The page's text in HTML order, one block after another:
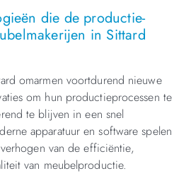
die de productie-
in Sittard
omarmen voortdurend nieuwe
om hun productieprocessen te
te blijven in een snel
apparatuur en software spelen
van de efficiëntie,
van meubelproductie.